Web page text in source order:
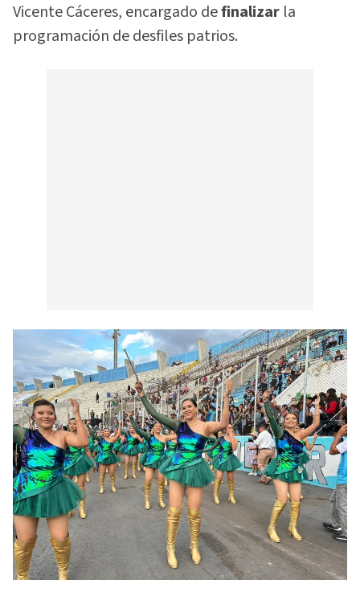
Vicente Cáceres, encargado definalizar la
programación de desfiles patrios.